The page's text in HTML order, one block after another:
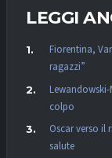
LEGGI
Fiorentina,
ragazzi”
colpo
Oscar verso il
salute